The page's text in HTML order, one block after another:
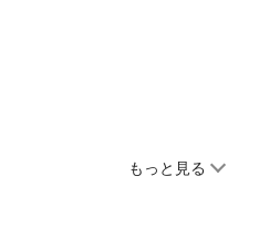
もっと見る